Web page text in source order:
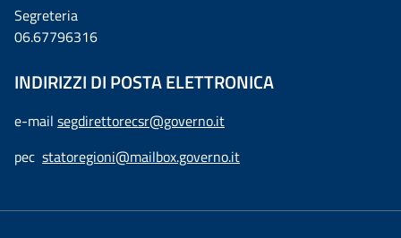
Segreteria
06.67796316
INDIRIZZI DI POSTA ELETTRONICA
e-mail segdirettorecsr@governo.it
pec statoregioni@mailbox.governo.it